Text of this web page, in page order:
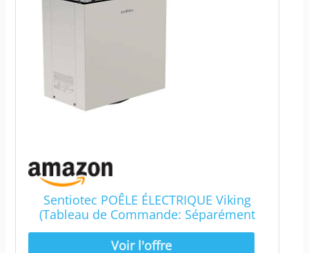
Sentiotec POÊLE ÉLECTRIQUE Viking
(Tableau de Commande: Séparément
(Unité nécessite Un contrôle Distinct),
8.0 KW)